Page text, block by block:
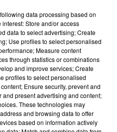
19h00
: FRÉDÉRIC
17h00 au Minotaure de
François.
data processing based on
Store and/or access
data to select advertising; Create
Use profiles to select personalised
Measure content
through statistics or combinations
and improve services; Create
profiles to select personalised
Ensure security, prevent and
present advertising and content;
These technologies may
and browsing data to offer
based on information actively